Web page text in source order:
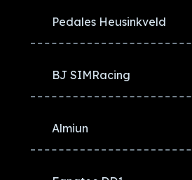
Pedales Heusinkveld
BJ SIMRacing
Almiun